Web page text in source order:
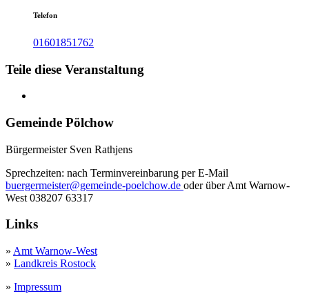
Telefon
01601851762
Teile diese Veranstaltung
Gemeinde Pölchow
Bürgermeister Sven Rathjens
Sprechzeiten: nach Terminvereinbarung per E-Mail
buergermeister@gemeinde-poelchow.de oder über Amt Warnow-
West 038207 63317
Links
» Amt Warnow-West
» Landkreis Rostock
» Impressum